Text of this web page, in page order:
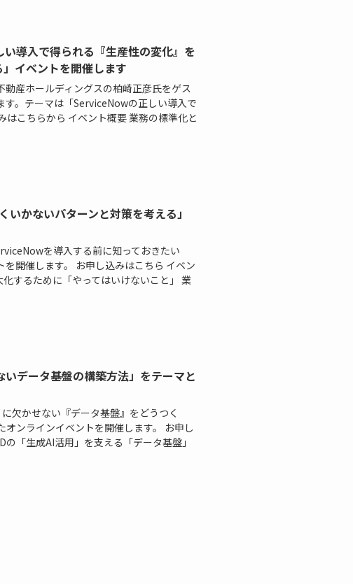
導入で得られる『生産性の変化』を
イベントを開催します
産ホールディングスの柏崎正彦氏をゲス
す。テーマは「ServiceNowの正しい導入で
こちらから イベント概要 業務の標準化と
かないパターンと対策を考える」
を導入する前に知っておきたい
を開催します。 お申し込みはこちら イベン
するために「やってはいけないこと」 業
データ基盤の構築方法」をテーマと
欠かせない『データ基盤』をどうつく
ンラインイベントを開催します。 お申し
「生成AI活用」を支える「データ基盤」